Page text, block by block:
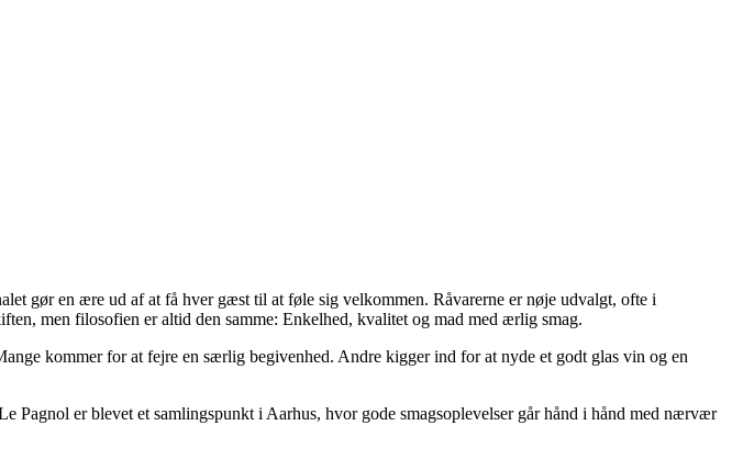
gør en ære ud af at få hver gæst til at føle sig velkommen. Råvarerne er nøje udvalgt, ofte i
men filosofien er altid den samme: Enkelhed, kvalitet og mad med ærlig smag.
kommer for at fejre en særlig begivenhed. Andre kigger ind for at nyde et godt glas vin og en
Pagnol er blevet et samlingspunkt i Aarhus, hvor gode smagsoplevelser går hånd i hånd med nærvær